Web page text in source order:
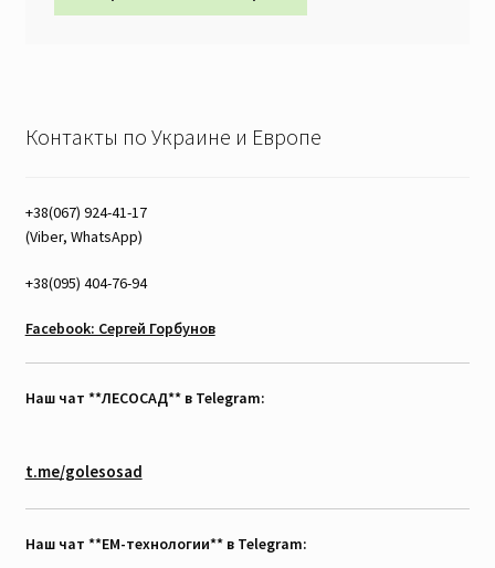
Контакты по Украине и Европе
+38(067) 924-41-17
(Viber, WhatsApp)
+38(095) 404-76-94
Facebook: Сергей Горбунов
Наш чат **ЛЕСОСАД** в Telegram:
t.me/golesosad
Наш чат **EM-технологии** в Telegram: